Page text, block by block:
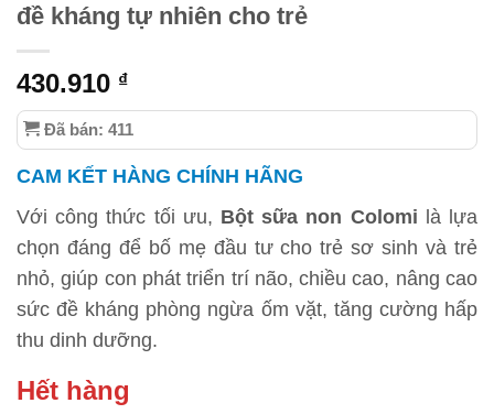
đề kháng tự nhiên cho trẻ
430.910 ₫
Đã bán: 411
CAM KẾT HÀNG CHÍNH HÃNG
Với công thức tối ưu, Bột sữa non Colomi là lựa
chọn đáng để bố mẹ đầu tư cho trẻ sơ sinh và trẻ
nhỏ, giúp con phát triển trí não, chiều cao, nâng cao
sức đề kháng phòng ngừa ốm vặt, tăng cường hấp
thu dinh dưỡng.
Hết hàng